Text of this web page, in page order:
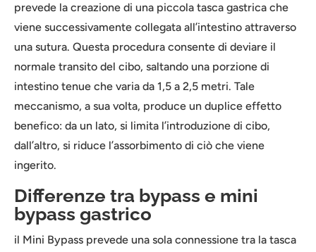
prevede la creazione di una piccola tasca gastrica che
viene successivamente collegata all’intestino attraverso
una sutura. Questa procedura consente di deviare il
normale transito del cibo, saltando una porzione di
intestino tenue che varia da 1,5 a 2,5 metri. Tale
meccanismo, a sua volta, produce un duplice effetto
benefico: da un lato, si limita l’introduzione di cibo,
dall’altro, si riduce l’assorbimento di ciò che viene
ingerito.
Differenze tra bypass e mini
bypass gastrico
il Mini Bypass prevede una sola connessione tra la tasca